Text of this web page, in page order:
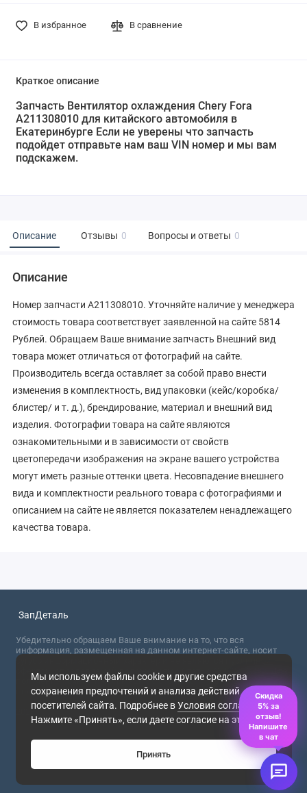
В избранное В сравнение
Краткое описание
Запчасть Вентилятор охлаждения Chery Fora
A211308010 для китайского автомобиля в
Екатеринбурге Если не уверены что запчасть
подойдет отправьте нам ваш VIN номер и мы вам
подскажем.
Описание Отзывы 0 Вопросы и ответы 0
Описание
Номер запчасти A211308010. Уточняйте наличие у менеджера
стоимость товара соответствует заявленной на сайте 5814
Рублей. Обращаем Ваше внимание запчасть Внешний вид
товара может отличаться от фотографий на сайте.
Производитель всегда оставляет за собой право внести
изменения в комплектность, вид упаковки (кейс/коробка/
блистер/ и т. д.), брендирование, материал и внешний вид
изделия. Фотографии товара на сайте являются
ознакомительными и в зависимости от свойств
цветопередачи изображения на экране вашего устройства
могут иметь разные оттенки цвета. Несовпадение внешнего
вида и комплектности реального товара с фотографиями и
описанием на сайте не является показателем ненадлежащего
качества товара.
Мы используем файлы cookie и другие средства
сохранения предпочтений и анализа действий
посетителей сайта. Подробнее вУсловия соглашения.
Нажмите «Принять», если даете согласие на это.
Принять
ЗапДеталь
Убедительно обращаем Ваше внимание на то, что вся
информация, размещенная на данном интернет-сайте, носит
сугубо информационный характер и не являются публичной
офертой, определяемой положениями Статьи 437 (2) ГК РФ. Для
получения точной информации о стоимости товаров,
пожалуйста, обращайтесь в ближайший офис продаж.
2026
Скидка
5% за
отзыв!
Напишите
в чат